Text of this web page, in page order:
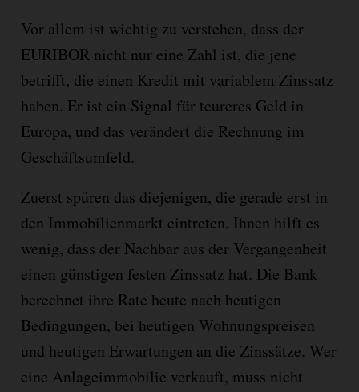
Vor allem ist wichtig zu verstehen, dass der
EURIBOR nicht nur eine Zahl ist, die jene
betrifft, die einen Kredit mit variablem Zinssatz
haben. Er ist ein Signal für teureres Geld in
Europa, und das verändert die Rechnung im
Geschäftsumfeld.
Zuerst spüren das diejenigen, die gerade erst in
den Immobilienmarkt eintreten. Ihnen hilft es
wenig, dass der Nachbar aus der Vergangenheit
einen günstigen festen Zinssatz hat. Die Bank
berechnet ihre Rate heute nach heutigen
Bedingungen, bei heutigen Wohnungspreisen
und heutigen Erwartungen an die Zinssätze. Wer
eine Anlageimmobilie verkauft, muss nicht